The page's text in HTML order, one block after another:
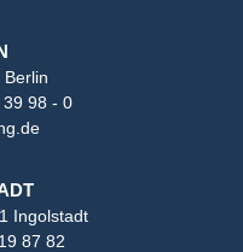
Berlin
98 - 0
Ingolstadt
87 82